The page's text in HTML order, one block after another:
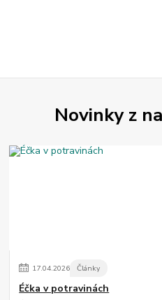
Novinky z
17.04.2026 Články
Éčka v potravinách